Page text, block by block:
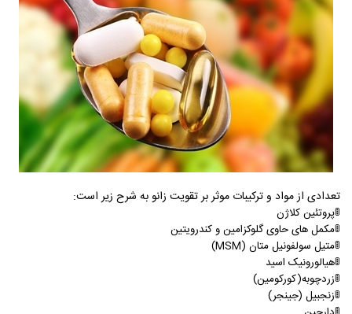
تعدادی از مواد و ترکیبات موثر بر تقویت زانو به شرح زیر است:
🚦پروتئین کلاژن
🚦مکمل های حاوی گلوکزامین و کندرویتین
🚦متیل سولفونیل متان (MSM
)
🚦هیالورونیک اسید
🚦زردچوبه(کورکومین)
🚦زنجبیل (جینجر)